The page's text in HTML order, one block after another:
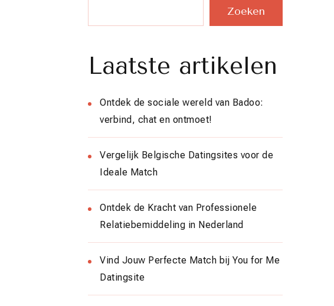
Zoeken
Laatste artikelen
Ontdek de sociale wereld van Badoo:
verbind, chat en ontmoet!
Vergelijk Belgische Datingsites voor de
Ideale Match
Ontdek de Kracht van Professionele
Relatiebemiddeling in Nederland
Vind Jouw Perfecte Match bij You for Me
Datingsite